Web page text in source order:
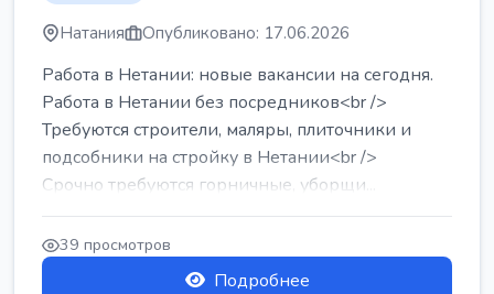
Натания Опубликовано: 17.06.2026
Работа в Нетании: новые вакансии на сегодня.
Работа в Нетании без посредников<br />
Требуются строители, маляры, плиточники и
подсобники на стройку в Нетании<br />
Срочно требуются горничные, уборщи...
39 просмотров
Подробнее